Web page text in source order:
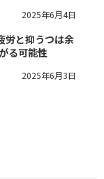
2025年6月4日
労と抑うつは余
る可能性
2025年6月3日